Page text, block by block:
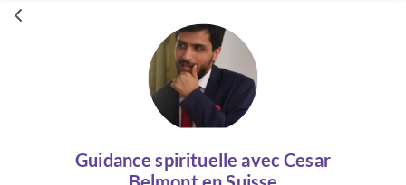
Guidance spirituelle avec Cesar